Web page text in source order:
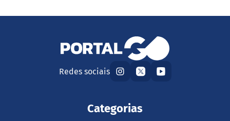
Redes sociais
Categorias